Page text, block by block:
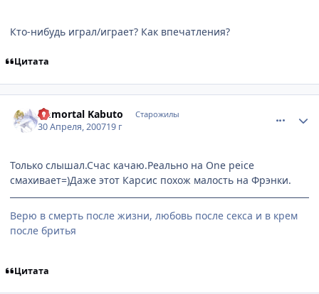
Кто-нибудь играл/играет? Как впечатления?
Цитата
Immortal Kabuto Старожилы
30 Апреля, 200719 г
Только слышал.Счас качаю.Реально на One peice
смахивает=)Даже этот Карсис похож малость на Фрэнки.
Верю в смерть после жизни, любовь после секса и в крем
после бритья
Цитата